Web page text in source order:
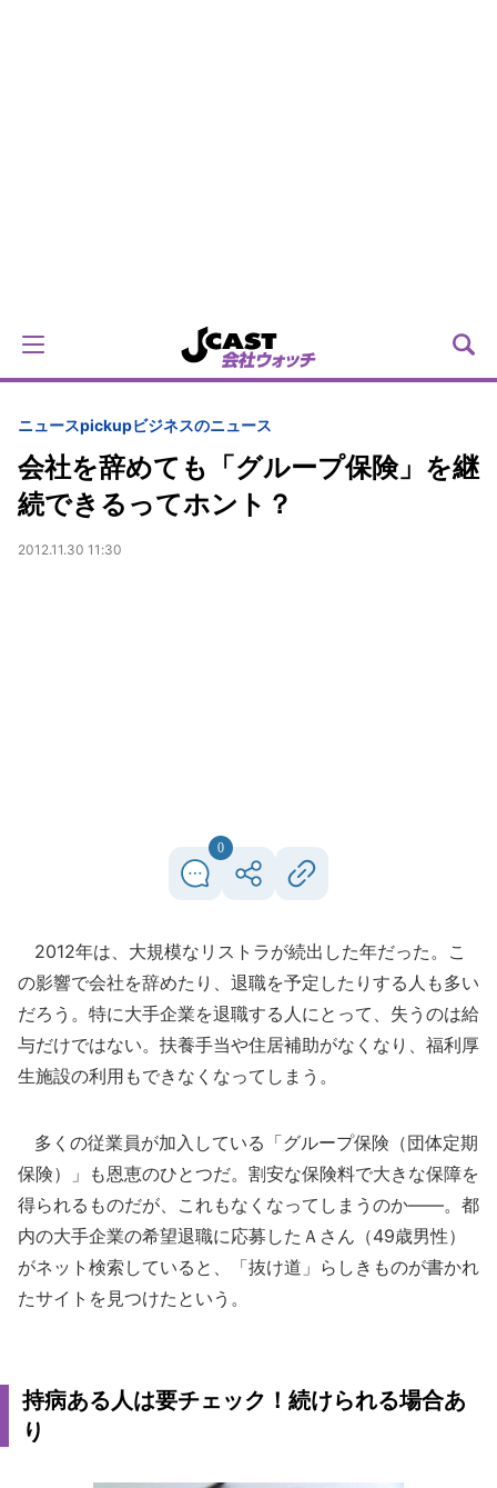
ニュースpickupビジネスのニュース
会社を辞めても「グループ保険」を継
続できるってホント？
2012.11.30 11:30
0
2012年は、大規模なリストラが続出した年だった。こ
の影響で会社を辞めたり、退職を予定したりする人も多い
だろう。特に大手企業を退職する人にとって、失うのは給
与だけではない。扶養手当や住居補助がなくなり、福利厚
生施設の利用もできなくなってしまう。
多くの従業員が加入している「グループ保険（団体定期
保険）」も恩恵のひとつだ。割安な保険料で大きな保障を
得られるものだが、これもなくなってしまうのか――。都
内の大手企業の希望退職に応募したＡさん（49歳男性）
がネット検索していると、「抜け道」らしきものが書かれ
たサイトを見つけたという。
持病ある人は要チェック！続けられる場合あ
り